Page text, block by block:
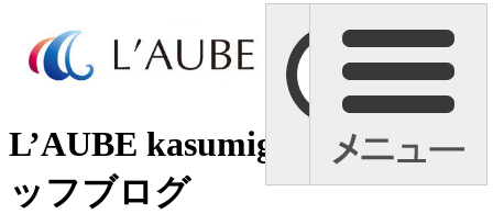
L’AUBE kasumigaura スタ
ッフブログ